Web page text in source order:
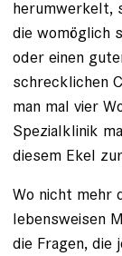
herumwerkelt,
die womöglich
oder einen
schrecklichen
man mal vier
Spezialklinik
diesem Ekel
Wo nicht mehr
lebensweisen
die Fragen, die